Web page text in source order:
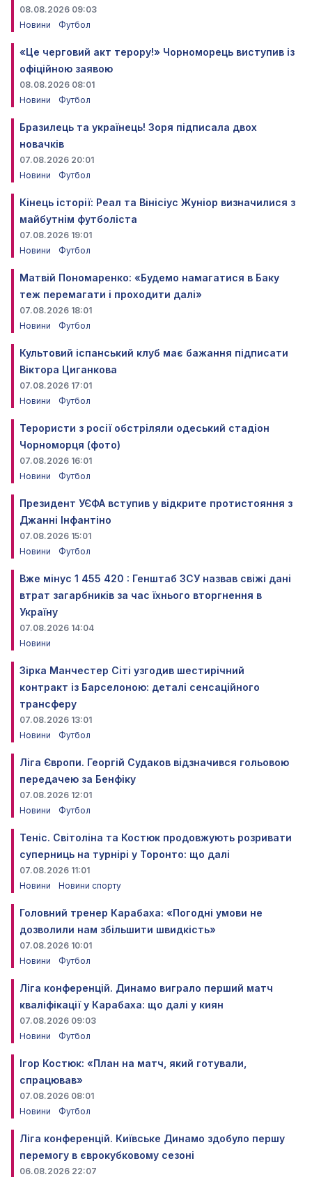
08.08.2026 09:03
Новини
Футбол
«Це черговий акт терору!» Чорноморець виступив із
офіційною заявою
08.08.2026 08:01
Новини
Футбол
Бразилець та українець! Зоря підписала двох
новачків
07.08.2026 20:01
Новини
Футбол
Кінець історії: Реал та Вінісіус Жуніор визначилися з
майбутнім футболіста
07.08.2026 19:01
Новини
Футбол
Матвій Пономаренко: «Будемо намагатися в Баку
теж перемагати і проходити далі»
07.08.2026 18:01
Новини
Футбол
Культовий іспанський клуб має бажання підписати
Віктора Циганкова
07.08.2026 17:01
Новини
Футбол
Терористи з росії обстріляли одеський стадіон
Чорноморця (фото)
07.08.2026 16:01
Новини
Футбол
Президент УЄФА вступив у відкрите протистояння з
Джанні Інфантіно
07.08.2026 15:01
Новини
Футбол
Вже мінус 1 455 420 : Генштаб ЗСУ назвав свіжі дані
втрат загарбників за час їхнього вторгнення в
Україну
07.08.2026 14:04
Новини
Зірка Манчестер Сіті узгодив шестирічний
контракт із Барселоною: деталі сенсаційного
трансферу
07.08.2026 13:01
Новини
Футбол
Ліга Європи. Георгій Судаков відзначився гольовою
передачею за Бенфіку
07.08.2026 12:01
Новини
Футбол
Теніс. Світоліна та Костюк продовжують розривати
суперниць на турнірі у Торонто: що далі
07.08.2026 11:01
Новини
Новини спорту
Головний тренер Карабаха: «Погодні умови не
дозволили нам збільшити швидкість»
07.08.2026 10:01
Новини
Футбол
Ліга конференцій. Динамо виграло перший матч
кваліфікації у Карабаха: що далі у киян
07.08.2026 09:03
Новини
Футбол
Ігор Костюк: «План на матч, який готували,
спрацював»
07.08.2026 08:01
Новини
Футбол
Ліга конференцій. Київське Динамо здобуло першу
перемогу в єврокубковому сезоні
06.08.2026 22:07